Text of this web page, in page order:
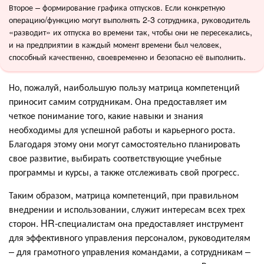
Второе – формирование графика отпусков. Если конкретную
операцию/функцию могут выполнять 2-3 сотрудника, руководитель
«разводит» их отпуска во времени так, чтобы они не пересекались,
и на предприятии в каждый момент времени был человек,
способный качественно, своевременно и безопасно её выполнить.
Но, пожалуй, наибольшую пользу матрица компетенций
приносит самим сотрудникам. Она предоставляет им
четкое понимание того, какие навыки и знания
необходимы для успешной работы и карьерного роста.
Благодаря этому они могут самостоятельно планировать
свое развитие, выбирать соответствующие учебные
программы и курсы, а также отслеживать свой прогресс.
Таким образом, матрица компетенций, при правильном
внедрении и использовании, служит интересам всех трех
сторон. HR-специалистам она предоставляет инструмент
для эффективного управления персоналом, руководителям
– для грамотного управления командами, а сотрудникам –